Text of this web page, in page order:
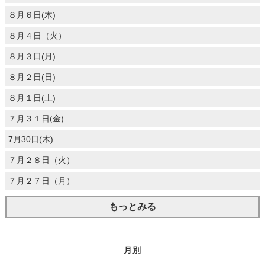
８月６日(木)
８月４日（火）
８月３日(月)
８月２日(日)
８月１日(土)
７月３１日(金)
7月30日(木)
７月２８日（火）
７月２７日（月）
もっとみる
月別